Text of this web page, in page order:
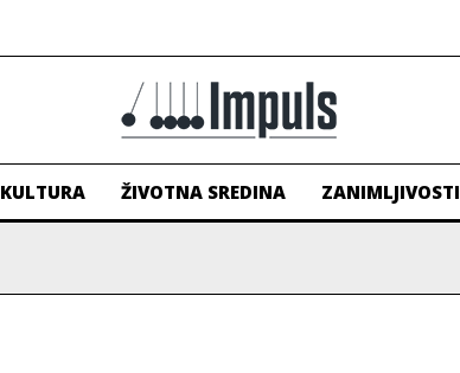
KULTURA ŽIVOTNA SREDINA ZANIMLJIVOSTI